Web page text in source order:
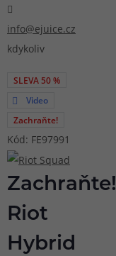
info@ejuice.cz
kdykoliv
SLEVA 50 %
Video
Zachraňte!
Kód: FE97991
Zachraňte!
Riot
Hybrid